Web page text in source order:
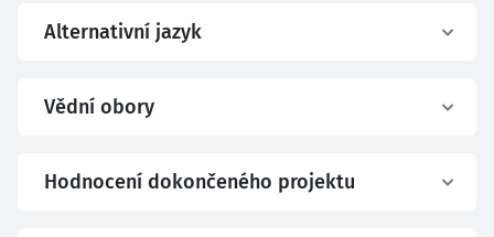
Alternativní jazyk
Vědní obory
Hodnocení dokončeného projektu